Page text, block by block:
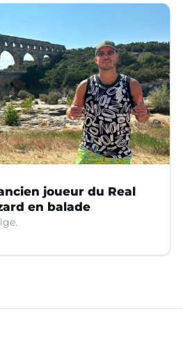
joueur du Real
en balade